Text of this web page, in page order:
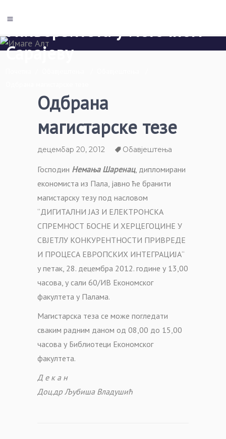
Сарајеву
Одбрана
магистарске тезе
децембар 20, 2012 Обавјештења
Господин Немања Шаренац, дипломирани
економиста из Пала, јавно ће бранити
магистарску тезу под насловом
“ДИГИТАЛНИ ЈАЗ И ЕЛЕКТРОНСКА
СПРЕМНОСТ БОСНЕ И ХЕРЦЕГОЦИНЕ У
СВЈЕТЛУ КОНКУРЕНТНОСТИ ПРИВРЕДЕ
И ПРОЦЕСА ЕВРОПСКИХ ИНТЕГРАЦИЈА“
у петак, 28. децембра 2012. године у 13,00
часова, у сали 60/ИВ Економског
факултета у Палама.
Магистарска теза се може погледати
сваким радним даном од 08,00 до 15,00
часова у Библиотеци Економског
факултета.
Д е к а н
Доц.др Љубиша Владушић